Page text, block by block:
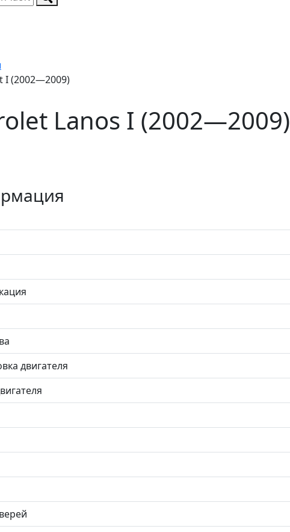
I (2002—2009)
Lanos I (2002—2009)
двигателя